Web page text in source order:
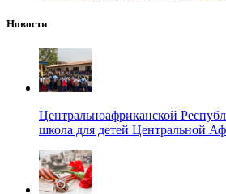
Новости
Центральноафриканской
школа для детей Центральной